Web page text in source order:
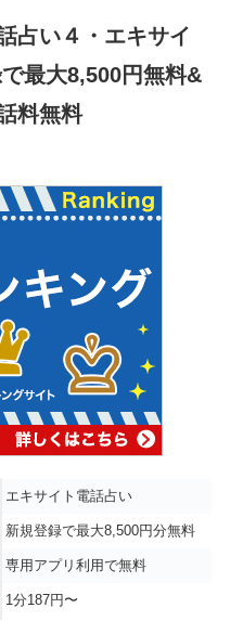
占い４・エキサイ
最大8,500円無料&
料無料
エキサイト電話占い
新規登録で最大8,500円分無料
専用アプリ利用で無料
1分187円〜